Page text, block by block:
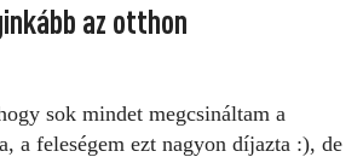
az otthon
sok mindet megcsináltam a
a feleségem ezt nagyon díjazta :), de